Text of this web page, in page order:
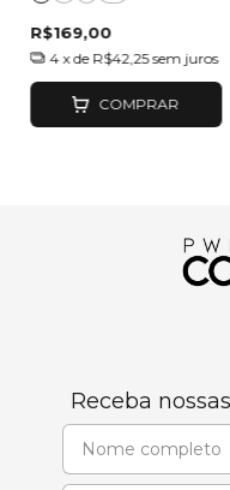
R$169,00
4 x de R$42,25 sem juros
COMPRAR
Receba